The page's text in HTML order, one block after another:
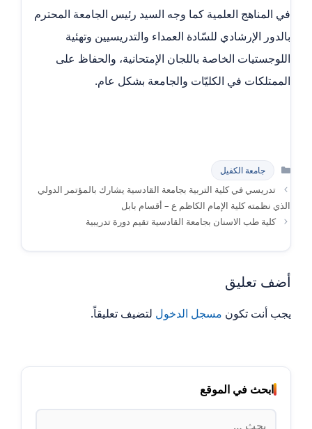
في المناهج العلمية كما وجه السيد رئيس الجامعة المحترم
بالدور الإرشادي للسّادة العمداء والتدريسيين وتهئية
اللوجستيات الخاصة باللجان الإمتحانية، والحفاظ على
الممتلكات في الكليّات والجامعة بشكل عام.
التصنيفات
جامعة الكفيل
تدريسي في كلية التربية بجامعة القادسية يشارك بالمؤتمر الدولي
الذي نظمته كلية الإمام الكاظم ع – أقسام بابل
كلية طب الاسنان بجامعة القادسية تقيم دورة تدريبية
أضف تعليق
يجب أنت تكون مسجل الدخول لتضيف تعليقاً.
ابحث في الموقع
البحث